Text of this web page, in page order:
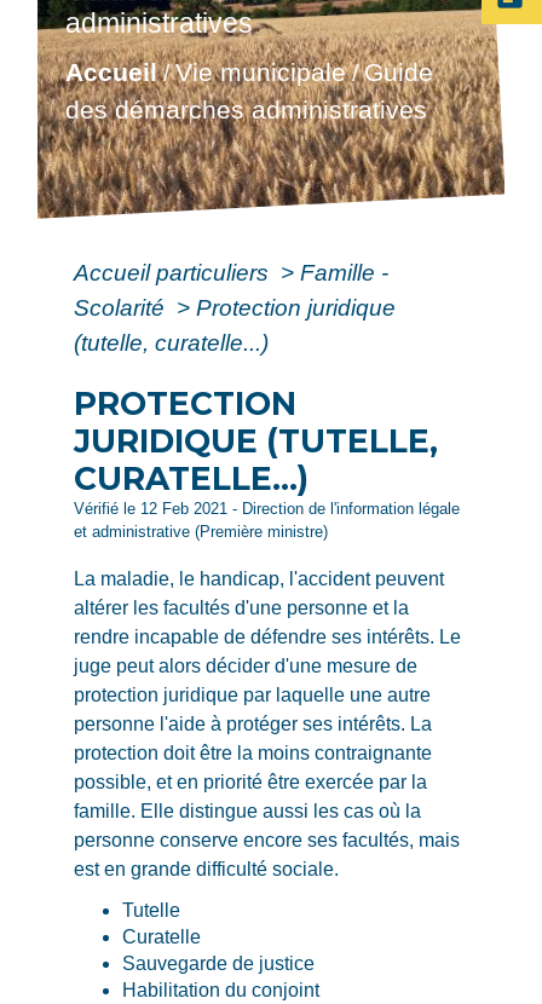
administratives
Accueil/Vie municipale/Guide
des démarches administratives
Accueil particuliers > Famille -
Scolarité > Protection juridique
(tutelle, curatelle...)
PROTECTION
JURIDIQUE (TUTELLE,
CURATELLE...)
Vérifié le 12 Feb 2021 - Direction de l'information légale
et administrative (Première ministre)
La maladie, le handicap, l'accident peuvent
altérer les facultés d'une personne et la
rendre incapable de défendre ses intérêts. Le
juge peut alors décider d'une mesure de
protection juridique par laquelle une autre
personne l'aide à protéger ses intérêts. La
protection doit être la moins contraignante
possible, et en priorité être exercée par la
famille. Elle distingue aussi les cas où la
personne conserve encore ses facultés, mais
est en grande difficulté sociale.
Tutelle
Curatelle
Sauvegarde de justice
Habilitation du conjoint